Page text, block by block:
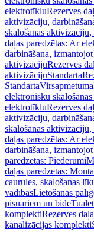
elektrotīkluRezerves
aktivizāciju,
skalošanas
daļas paredzētas: Ar
darbināšana,
aktivizācijuRezerves
aktivizācijuStandarta
StandartaVirsapmetuma
elektronisku
elektrotīkluRezerves
aktivizāciju,
skalošanas
daļas paredzētas: Ar
darbināšana,
paredzētas: Piederumi
daļas paredzētas:
caurules, skalošanas
vadībasLietošanas
pisuāriem un bidē
komplektiRezerves
kanalizācijas komplekti